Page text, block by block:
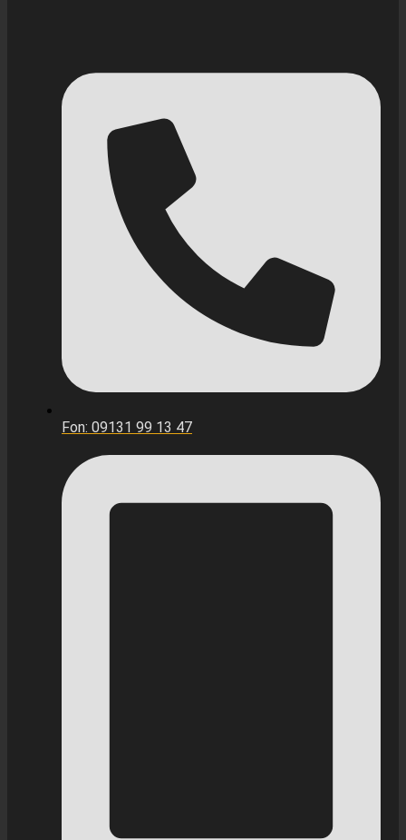
Fon: 09131 99 13 47